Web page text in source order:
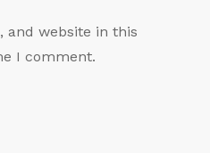
and website in this
I comment.